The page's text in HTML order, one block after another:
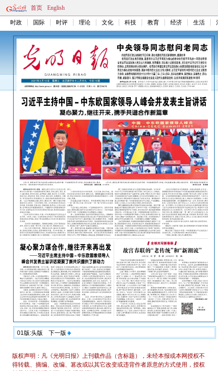
首页 English
时政 国际 时评 理论 文化 科技 教育 经济 生活
01版:头版 下一版